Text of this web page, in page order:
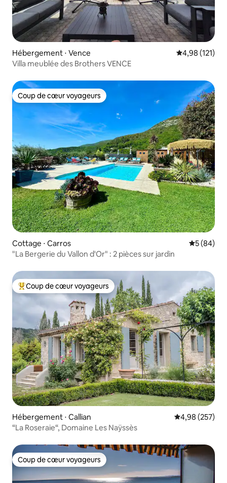
Hébergement ⋅ Vence Évaluation
4,98 (121)
Villa meublée des Brothers VENCE
Coup de cœur voyageurs
Coup de cœur voyageurs
Cottage ⋅ Carros
5 (84)
"La Bergerie du Vallon d'Or" : 2 pièces sur jardin
Coups de cœur voyageurs les plus appréciés
Coup de cœur voyageurs
Hébergement ⋅ Callian Évaluation
4,98 (257)
“La Roseraie“, Domaine Les Naÿssès
Coup de cœur voyageurs
Coup de cœur voyageurs